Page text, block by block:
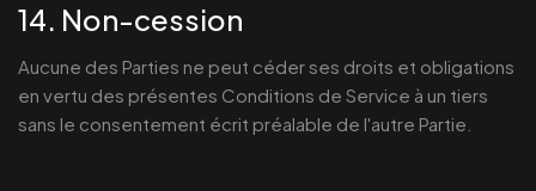
14. Non-cession
Aucune des Parties ne peut céder ses droits et obligations
en vertu des présentes Conditions de Service à un tiers
sans le consentement écrit préalable de l'autre Partie.